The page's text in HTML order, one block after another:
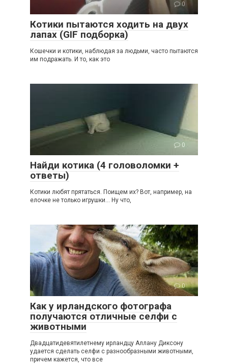
0
Котики пытаются ходить на двух
лапах (GIF подборка)
Кошечки и котики, наблюдая за людьми, часто пытаются
им подражать. И то, как это
0
Найди котика (4 головоломки +
ответы)
Котики любят прятаться. Поищем их? Вот, например, на
елочке не только игрушки… Ну что,
0
Как у ирландского фотографа
получаются отличные селфи с
животными
Двадцатидевятилетнему ирландцу Аллану Диксону
удается сделать селфи с разнообразными животными,
причем кажется, что все